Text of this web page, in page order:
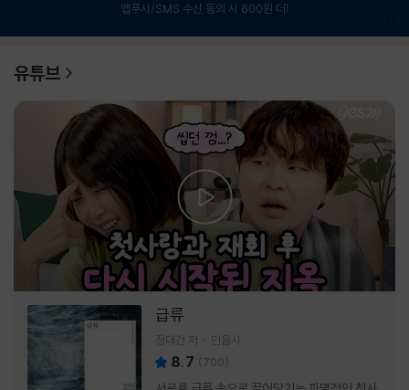
앱푸시/SMS 수신 동의 시 600원 더!
유튜브
급류
정대건 저 민음사
8.7 (700)